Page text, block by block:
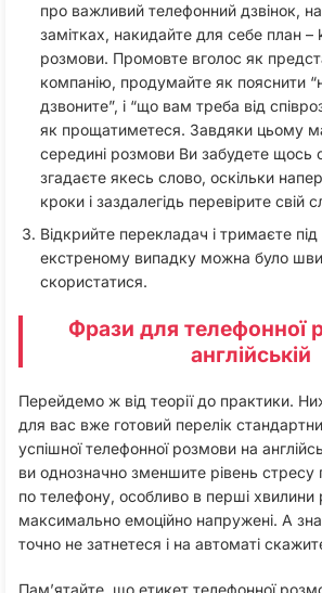
про важливий телефонний дзвінок,
замітках, накидайте для себе план –
розмови. Промовте вголос як
компанію, продумайте як пояснити
дзвоните”, і “що вам треба від
як прощатиметеся. Завдяки цьому
середині розмови Ви забудете щось
згадаєте якесь слово, оскільки
кроки і заздалегідь перевірите свій
Відкрийте перекладач і тримаєте
екстреному випадку можна було
скористатися.
Фрази для телефонної
англійській
Перейдемо ж від теорії до практики.
для вас вже готовий перелік
успішної телефонної розмови на
ви однозначно зменшите рівень стресу
по телефону, особливо в перші
максимально емоційно напружені. А
точно не затнетеся і на автоматі
Пам’ятайте, що етикет телефонної